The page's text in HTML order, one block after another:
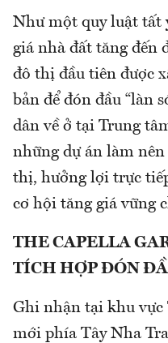
Như một quy luật tất
giá nhà đất tăng đến
đô thị đầu tiên được
bản để đón đầu “làn
dân về ở tại Trung
những dự án làm
thị, hưởng lợi trực
cơ hội tăng giá vững
THE CAPELLA
TÍCH HỢP ĐÓN
Ghi nhận tại khu
mới phía Tây Nha